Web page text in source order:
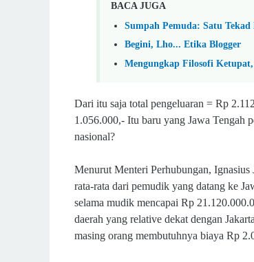
BACA JUGA
Sumpah Pemuda: Satu Tekad
Begini, Lho... Etika Blogger
Mengungkap Filosofi
Dari itu saja total pengeluaran = Rp
1.056.000,- Itu baru yang Jawa Tengah
nasional?
Menurut Menteri Perhubungan,
rata-rata dari pemudik yang datang ke
selama mudik mencapai Rp
daerah yang relative dekat dengan
masing orang membutuhnya biaya Rp